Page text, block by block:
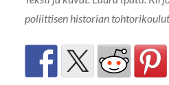
poliittisen historian